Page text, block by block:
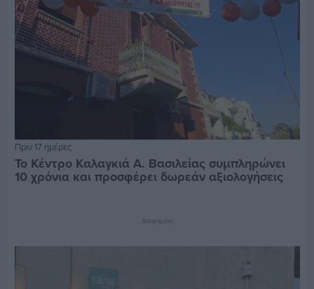
Πριν 17 ημέρες
Το Κέντρο Καλαγκιά Α. Βασιλείας συμπληρώνει
10 χρόνια και προσφέρει δωρεάν αξιολογήσεις
Διαφήμιση